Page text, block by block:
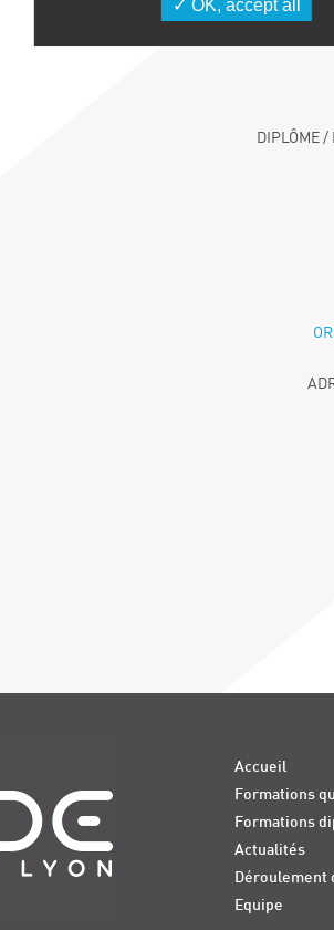
DIPLÔME /
Accueil
Formations
Formations
Actualités
Déroulement
Equipe
OK, accept all